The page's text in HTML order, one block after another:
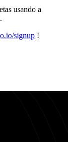
usando a
signup !